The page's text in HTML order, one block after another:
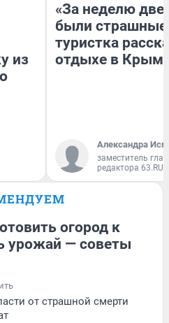
из
«За неделю две
были
туристка
отдыхе в
Александра
заместитель
редактора 63.RU
огород к
урожай — советы
от страшной смерти